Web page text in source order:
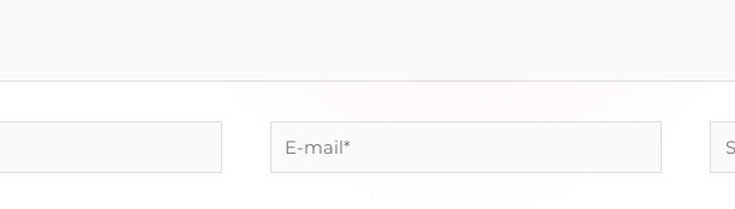
E-
mail*